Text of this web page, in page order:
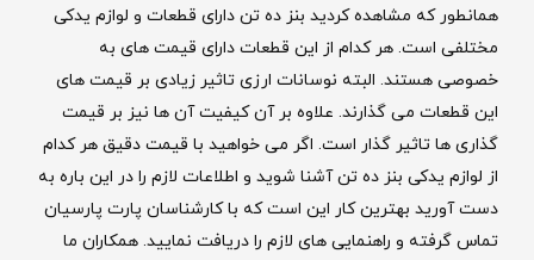
همانطور که مشاهده کردید بنز ده تن دارای قطعات و لوازم یدکی
مختلفی است. هر کدام از این قطعات دارای قیمت های به
خصوصی هستند. البته نوسانات ارزی تاثیر زیادی بر قیمت های
این قطعات می گذارند. علاوه بر آن کیفیت آن ها نیز بر قیمت
گذاری ها تاثیر گذار است. اگر می خواهید با قیمت دقیق هر کدام
از لوازم یدکی بنز ده تن آشنا شوید و اطلاعات لازم را در این باره به
دست آورید بهترین کار این است که با کارشناسان پارت پارسیان
تماس گرفته و راهنمایی های لازم را دریافت نمایید. همکاران ما